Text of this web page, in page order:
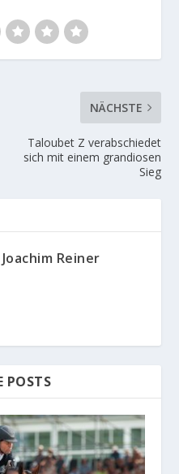
NÄCHSTE
Taloubet Z verabschiedet
sich mit einem grandiosen
Sieg
Reiner
POSTS